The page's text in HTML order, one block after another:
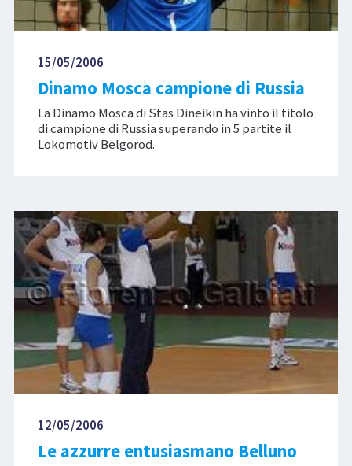
15/05/2006
Dinamo Mosca campione di Russia
La Dinamo Mosca di Stas Dineikin ha vinto il titolo
di campione di Russia superando in 5 partite il
Lokomotiv Belgorod.
12/05/2006
Le azzurre entusiasmano Belluno